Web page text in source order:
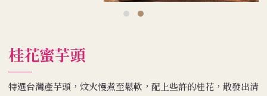
桂花蜜芋頭
特選台灣產芋頭，炆火慢煮至鬆軟，配上些許的桂花，散發出清